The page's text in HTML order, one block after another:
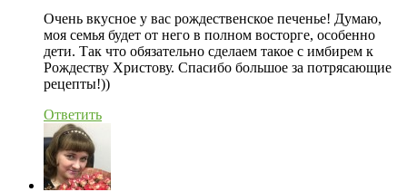
Очень вкусное у вас рождественское печенье! Думаю,
моя семья будет от него в полном восторге, особенно
дети. Так что обязательно сделаем такое с имбирем к
Рождеству Христову. Спасибо большое за потрясающие
рецепты!))
Ответить